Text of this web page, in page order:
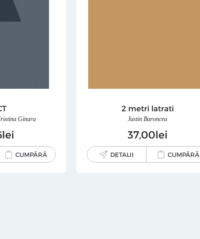
Ginara
lei
CUMPĂRĂ
2 metri latrati
Justin Baroncea
3700lei
DETALII CUMPĂRĂ